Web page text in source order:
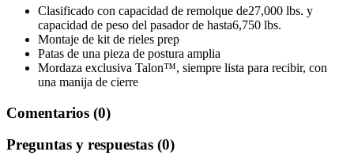
Clasificado con capacidad de remolque de27,000 lbs. y
capacidad de peso del pasador de hasta6,750 lbs.
Montaje de kit de rieles prep
Patas de una pieza de postura amplia
Mordaza exclusiva Talon™, siempre lista para recibir, con
una manija de cierre
Comentarios (0)
Preguntas y respuestas (0)